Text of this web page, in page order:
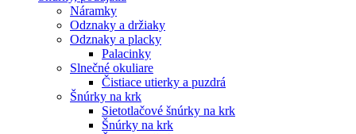
Náramky
Odznaky a držiaky
Odznaky a placky
Palacinky
Slnečné okuliare
Čistiace utierky a puzdrá
Šnúrky na krk
Sietotlačové šnúrky na krk
Šnúrky na krk